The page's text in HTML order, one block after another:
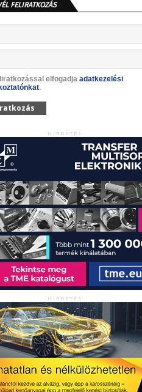
FELIRATKOZÁS
elfogadja adatkezelési
.
HIRDETÉS
HIRDETÉS